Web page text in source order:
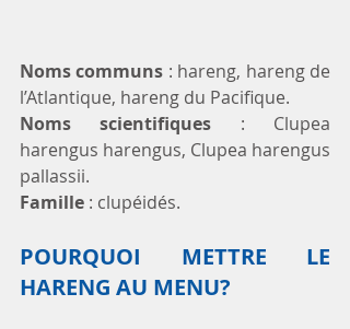
Noms communs : hareng, hareng de
l’Atlantique, hareng du Pacifique.
Noms scientifiques : Clupea
harengus harengus, Clupea harengus
pallassii.
Famille : clupéidés.
POURQUOI METTRE LE
HARENG AU MENU?